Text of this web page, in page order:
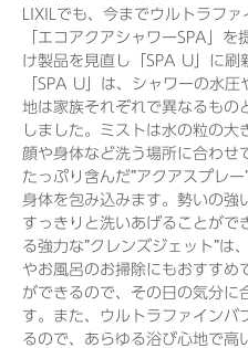
LIXILでも、今までウルトラフ
「エコアクアシャワーSPA」
け製品を見直し「SPA U」に刷
「SPA U」は、シャワーの水
地は家族それぞれで異なるもの
しました。ミストは水の粒の大
顔や身体など洗う場所に合わせ
たっぷり含んだ”アクアスプレ
身体を包み込みます。勢いの強
すっきりと洗いあげることがで
る強力な”クレンズジェット”は
やお風呂のお掃除にもおすすめ
ができるので、その日の気分に
す。また、ウルトラファインバ
るので、あらゆる浴び心地で高